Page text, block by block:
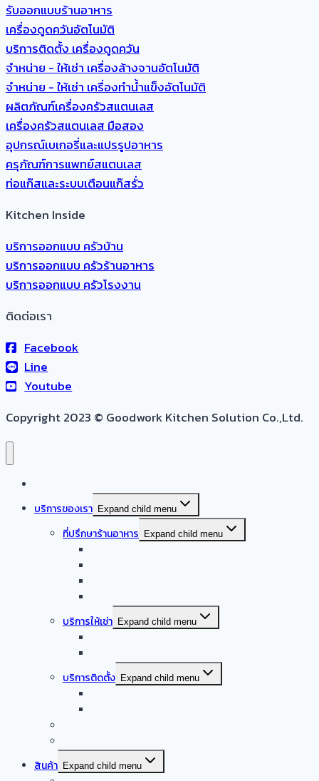
รับออกแบบร้านอาหาร
เครื่องดูดควันอัตโนมัติ
บริการติดตั้ง เครื่องดูดควัน
จำหน่าย - ให้เช่า เครื่องล้างจานอัตโนมัติ
จำหน่าย - ให้เช่า เครื่องทำน้ำแข็งอัตโนมัติ
ผลิตภัณฑ์เครื่องครัวสแตนเลส
เครื่องครัวสแตนเลส มือสอง
อุปกรณ์เบเกอรี่และแปรรูปอาหาร
ครุภัณฑ์การแพทย์สแตนเลส
ท่อแก๊สและระบบเตือนแก๊สรั่ว
Kitchen Inside
บริการออกแบบ ครัวบ้าน
บริการออกแบบ ครัวร้านอาหาร
บริการออกแบบ ครัวโรงงาน
ติดต่อเรา
Facebook
Line
Youtube
Copyright 2023 © Goodwork Kitchen Solution Co.,Ltd.
บริการของเรา Expand child menu
ที่ปรึกษาร้านอาหาร Expand child menu
บริการให้เช่า Expand child menu
บริการติดตั้ง Expand child menu
สินค้า Expand child menu